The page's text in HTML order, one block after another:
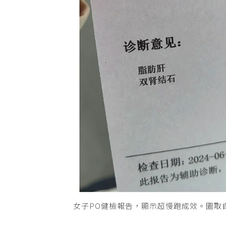
女子PO健檢報告，顯示超慢跑成效。圖取